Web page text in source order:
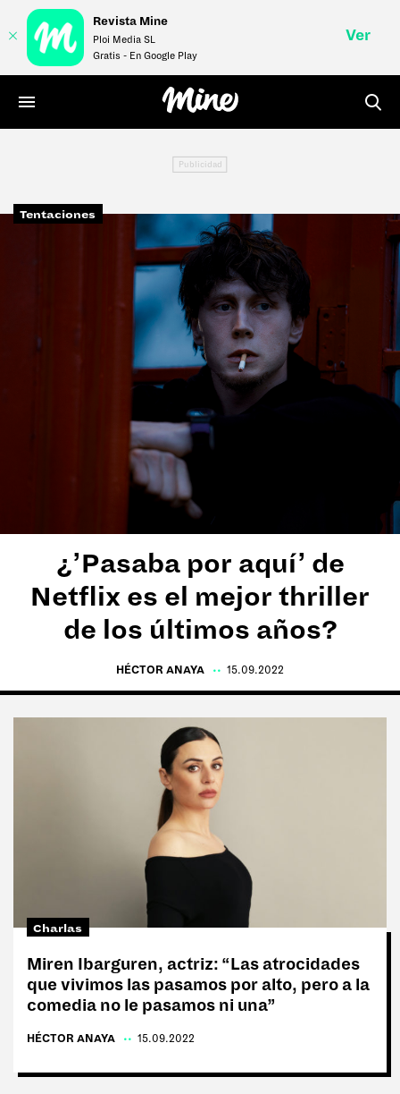
Tentaciones
¿’Pasaba por aquí’ de
Netflix es el mejor thriller
de los últimos años?
HÉCTOR ANAYA 15.09.2022
Charlas
Miren Ibarguren, actriz: “Las atrocidades
que vivimos las pasamos por alto, pero a la
comedia no le pasamos ni una”
HÉCTOR ANAYA 15.09.2022
LIFE
STYLE
MONEY
VÍDEOS
REVISTA
Tags:
#Tentaciones
#Vicios
#Anti rutina
#Moda
#Delirios
#Paladares
#Ego
#Charlas
#Sin filtro
Revista Mine
Ploi Media SL
Gratis - En Google Play
Ver